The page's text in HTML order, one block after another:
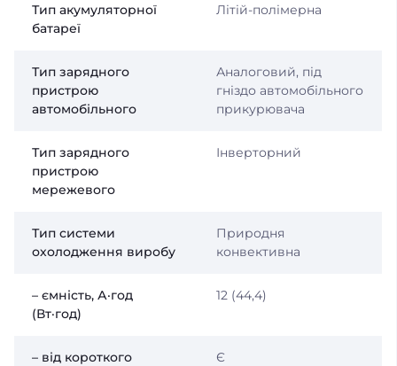
Тип акумуляторної
батареї
Літій-полімерна
Тип зарядного
пристрою
автомобільного
Аналоговий, під
гніздо автомобільного
прикурювача
Тип зарядного
пристрою
мережевого
Інверторний
Тип системи
охолодження виробу
Природня
конвективна
– ємність, А·год
(Вт·год)
12 (44,4)
– від короткого
Є